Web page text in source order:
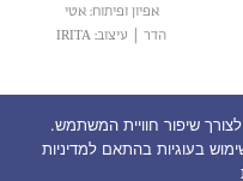
אפיון ופיתוח: אטי
הדר
עיצוב: IRITA
אתר זה עושה שימוש בקבצי Cookies לצורך שיפור חוויית המשתמש.
בעוגיות בהתאם למדיניות